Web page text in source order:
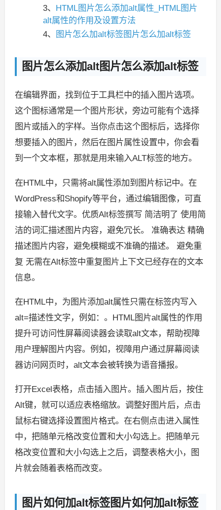
3、 HTML图片怎么添加alt属性_HTML图片
alt属性的作用及设置方法
4、
图片怎么加alt标签图片怎么加alt标签
图片怎么添加alt图片怎么添加alt标签
在编辑界面，找到位于工具栏中的插入图片选项。
这个图标通常是一个图片形状，旁边可能有个选择
图片或插入的字样。当你点击这个图标后，选择你
想要插入的图片，然后在图片属性设置中，你会看
到一个文本框，那就是用来输入ALT标签的地方。
在HTML中，只需将alt属性添加到图片标记中。在
WordPress和Shopify等平台，通过编辑图像，可直
接输入替代文字。优质Alt标签撰写 简洁明了 使用简
洁的词汇描述图片内容，避免冗长。 准确表达 精确
描述图片内容，避免模糊或不准确的描述。 避免重
复 无需在Alt标签中重复图片上下文已经存在的文本
信息。
在HTML中，为图片添加alt属性只需在标签内写入
alt=描述性文字，例如：。HTML图片alt属性的作用
提升可访问性屏幕阅读器会读取alt文本，帮助视障
用户理解图片内容。例如，视障用户通过屏幕阅读
器访问网页时，alt文本会被转换为语音播报。
打开Excel表格，点击插入图片。插入图片后，按住
Alt键，就可以适应表格缩放。调整好图片后，点击
鼠标右键选择设置图片格式。在右侧点击进入属性
中，把随单元格改变位置和大小勾选上。把随单元
格改变位置和大小勾选上之后，调整表格大小，图
片就会随着表格而改变。
图片如何加alt标签图片如何加alt标签